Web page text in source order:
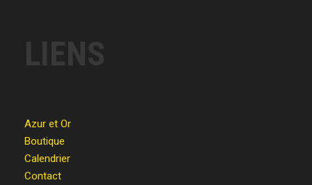
LIENS
Azur et Or
Boutique
Calendrier
Contact